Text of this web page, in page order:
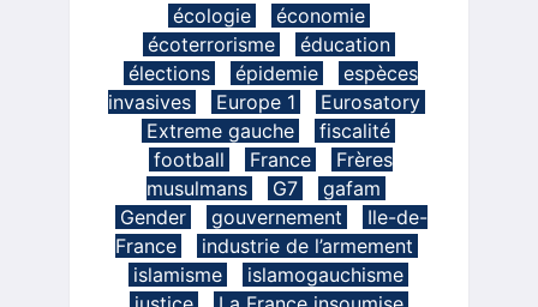
écologie
économie
écoterrorisme
éducation
élections
épidemie
espèces
invasives
Europe 1
Eurosatory
Extreme gauche
fiscalité
football
France
Frères
musulmans
G7
gafam
Gender
gouvernement
Ile-de-
France
industrie de l’armement
islamisme
islamogauchisme